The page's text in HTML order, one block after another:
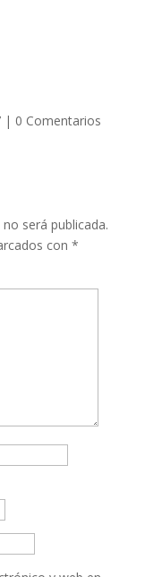
| 0 Comentarios
será publicada.
con *